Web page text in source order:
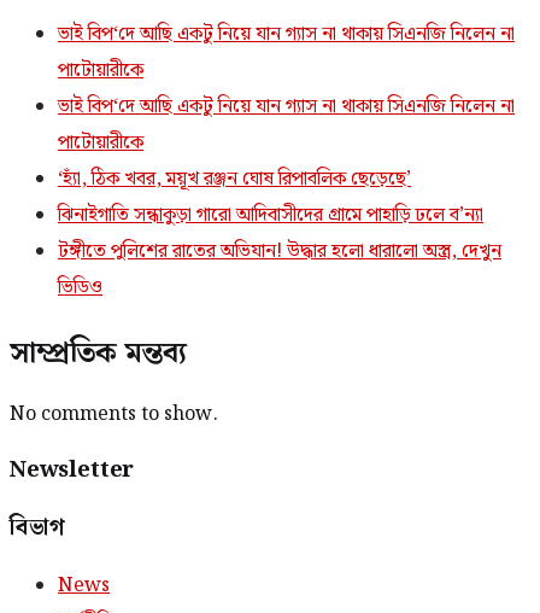
ভাই বিপ‘দে আছি একটু নিয়ে যান গ্যাস না থাকায় সিএনজি নিলেন না
পাটোয়ারীকে
ভাই বিপ‘দে আছি একটু নিয়ে যান গ্যাস না থাকায় সিএনজি নিলেন না
পাটোয়ারীকে
‘হ্যাঁ, ঠিক খবর, ময়ূখ রঞ্জন ঘোষ রিপাবলিক ছেড়েছে’
ঝিনাইগাতি সন্ধাকুড়া গারো আদিবাসীদের গ্রামে পাহাড়ি ঢলে ব’ন্যা
টঙ্গীতে পুলিশের রাতের অভিযান! উদ্ধার হলো ধারালো অস্ত্র, দেখুন
ভিডিও
সাম্প্রতিক মন্তব্য
No comments to show.
Newsletter
বিভাগ
News